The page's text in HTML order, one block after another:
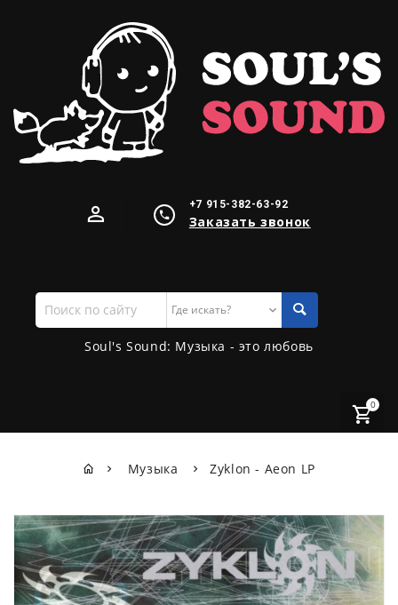
+7 915-382-63-92
Заказать звонок
Поиск
по
сайту
Soul's Sound: Музыка - это любовь
0
Музыка Zyklon - Aeon LP